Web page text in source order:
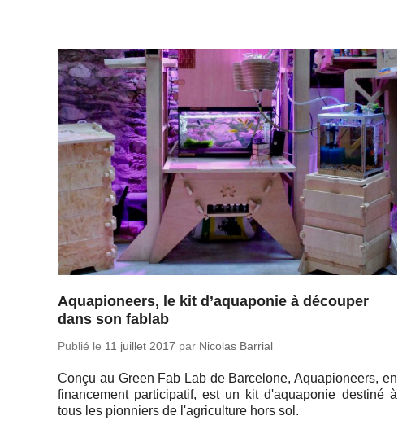
Aquapioneers, le kit d’aquaponie à découper
dans son fablab
Publié le 11 juillet 2017 par Nicolas Barrial
Conçu au Green Fab Lab de Bar­ce­lone, Aqua­pio­neers, en
fi­nan­ce­ment par­ti­ci­pa­tif, est un kit d'aqua­po­nie destiné à
tous les pion­niers de l'agri­cul­ture hors sol.